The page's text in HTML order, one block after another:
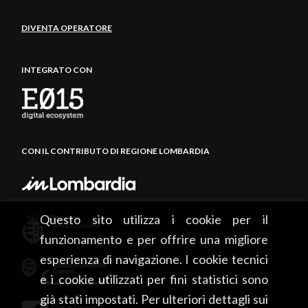
Questo sito utilizza i cookie per il
funzionamento e per offrire una migliore
esperienza di navigazione. I cookie tecnici
e i cookie utilizzati per fini statistici sono
già stati impostati. Per ulteriori dettagli sui
DIVENTA OPERATORE
INTEGRATO CON
CON IL CONTRIBUTO DI REGIONE LOMBARDIA